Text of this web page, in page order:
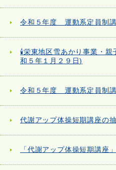
令和５年度 運動系定員制
🕯栄東地区雪あかり事業・
和５年１月２９日)
令和５年度 運動系定員制
代謝アップ体操短期講座の
「代謝アップ体操短期講座